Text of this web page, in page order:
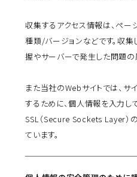
収集するアクセス情報は、ペ
種類/バージョンなどです。収
握やサーバーで発生した問題の
また当社のWebサイトでは、
するために、個人情報を入力し
SSL（Secure Sockets Layer）
ています。